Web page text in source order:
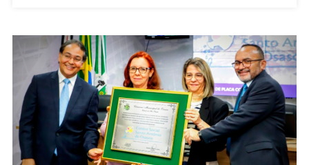
Mais
Produtiva”